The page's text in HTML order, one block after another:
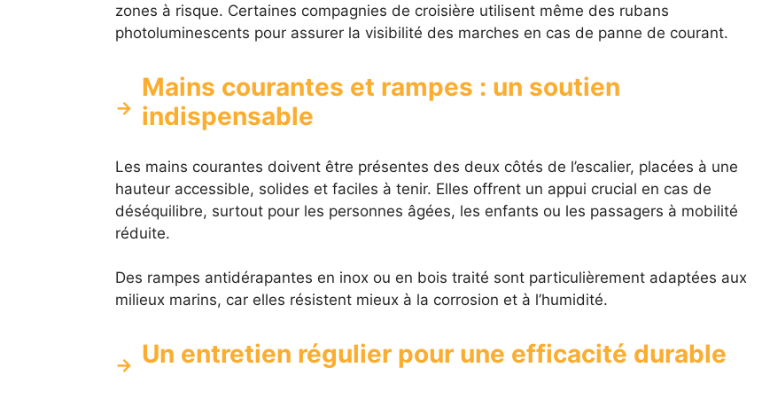
zones à risque. Certaines compagnies de croisière utilisent même des rubans
photoluminescents pour assurer la visibilité des marches en cas de panne de courant.
Mains courantes et rampes : un soutien
indispensable
Les mains courantes doivent être présentes des deux côtés de l’escalier, placées à une
hauteur accessible, solides et faciles à tenir. Elles offrent un appui crucial en cas de
déséquilibre, surtout pour les personnes âgées, les enfants ou les passagers à mobilité
réduite.
Des rampes antidérapantes en inox ou en bois traité sont particulièrement adaptées aux
milieux marins, car elles résistent mieux à la corrosion et à l’humidité.
Un entretien régulier pour une efficacité durable